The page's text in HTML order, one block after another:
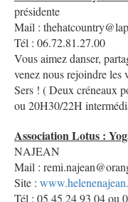
présidente
Mail :
Tél : 06.72.81.27.00
Vous aimez danser,
venez nous rejoindre les
Sers ! ( Deux créneaux
ou 20H30/22H
Association Lotus :
NAJEAN
Mail :
Site :
Tél : 05 45 24 93 04 ou